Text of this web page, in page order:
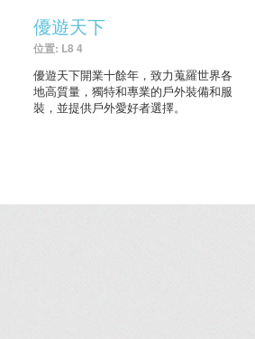
優遊天下
位置: L8 4
優遊天下開業十餘年，致力蒐羅世界各
地高質量，獨特和專業的戶外裝備和服
裝，並提供戶外愛好者選擇。